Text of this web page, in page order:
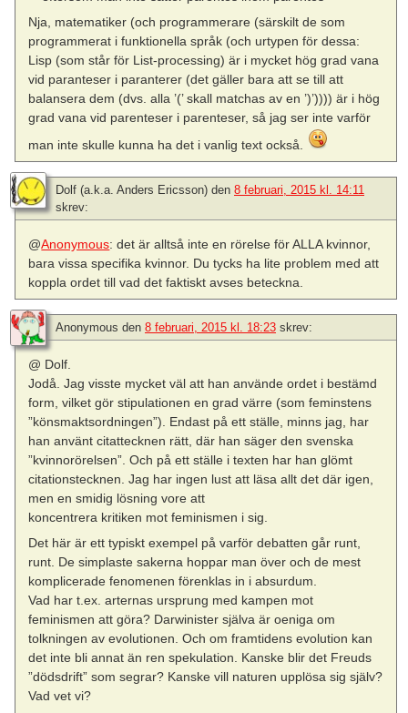
Nja, matematiker (och programmerare (särskilt de som
programmerat i funktionella språk (och urtypen för dessa:
Lisp (som står för List-processing) är i mycket hög grad vana
vid paranteser i paranterer (det gäller bara att se till att
balansera dem (dvs. alla ’(’ skall matchas av en ’)’)))) är i hög
grad vana vid parenteser i parenteser, så jag ser inte varför
man inte skulle kunna ha det i vanlig text också.
Dolf (a.k.a. Anders Ericsson) den 8 februari, 2015 kl. 14:11
skrev:
@Anonymous: det är alltså inte en rörelse för ALLA kvinnor,
bara vissa specifika kvinnor. Du tycks ha lite problem med att
koppla ordet till vad det faktiskt avses beteckna.
Anonymous den 8 februari, 2015 kl. 18:23 skrev:
@ Dolf.
Jodå. Jag visste mycket väl att han använde ordet i bestämd
form, vilket gör stipulationen en grad värre (som feminstens
”könsmaktsordningen”). Endast på ett ställe, minns jag, har
han använt citattecknen rätt, där han säger den svenska
”kvinnorörelsen”. Och på ett ställe i texten har han glömt
citationstecknen. Jag har ingen lust att läsa allt det där igen,
men en smidig lösning vore att
koncentrera kritiken mot feminismen i sig.
Det här är ett typiskt exempel på varför debatten går runt,
runt. De simplaste sakerna hoppar man över och de mest
komplicerade fenomenen förenklas in i absurdum.
Vad har t.ex. arternas ursprung med kampen mot
feminismen att göra? Darwinister själva är oeniga om
tolkningen av evolutionen. Och om framtidens evolution kan
det inte bli annat än ren spekulation. Kanske blir det Freuds
”dödsdrift” som segrar? Kanske vill naturen upplösa sig själv?
Vad vet vi?